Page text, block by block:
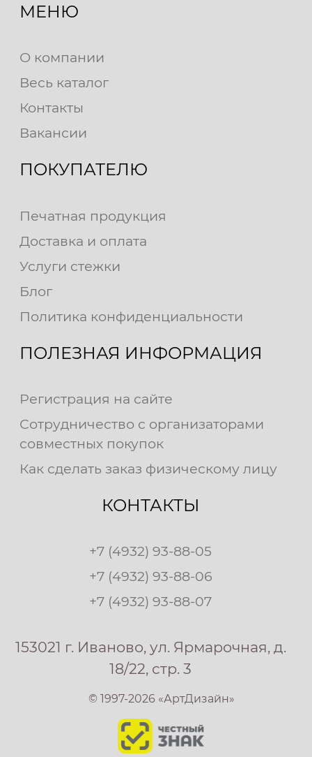
МЕНЮ
О компании
Весь каталог
Контакты
Вакансии
ПОКУПАТЕЛЮ
Печатная продукция
Доставка и оплата
Услуги стежки
Блог
Политика конфиденциальности
ПОЛЕЗНАЯ ИНФОРМАЦИЯ
Регистрация на сайте
Сотрудничество с организаторами
совместных покупок
Как сделать заказ физическому лицу
КОНТАКТЫ
+7 (4932) 93-88-05
+7 (4932) 93-88-06
+7 (4932) 93-88-07
153021 г. Иваново, ул. Ярмарочная, д.
18/22, стр. 3
© 1997-2026 «АртДизайн»